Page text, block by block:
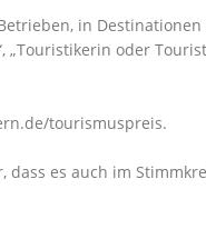
in
oder
tourismuspreis.
es auch im